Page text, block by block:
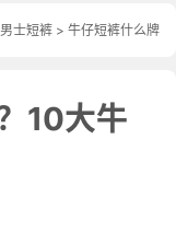
男士短裤 > 牛仔短裤什么牌
10大牛